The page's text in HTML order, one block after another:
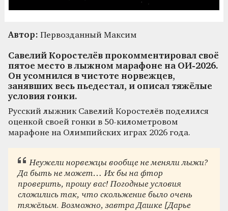
Автор: Первозданный Максим
Савелий Коростелёв прокомментировал своё
пятое место в лыжном марафоне на ОИ-2026.
Он усомнился в чистоте норвежцев,
занявших весь пьедестал, и описал тяжёлые
условия гонки.
Русский лыжник Савелий Коростелёв поделился
оценкой своей гонки в 50-километровом
марафоне на Олимпийских играх 2026 года.
Неужели норвежцы вообще не меняли лыжи?
Да быть не может… Их бы на фтор
проверить, прошу вас! Погодные условия
сложились так, что скольжение было очень
тяжёлым. Возможно, завтра Дашке [Дарье